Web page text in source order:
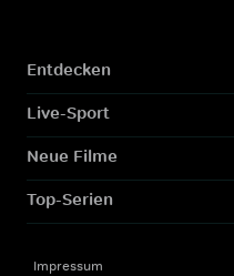
Entdecken
Live-Sport
Neue Filme
Top-Serien
Impressum